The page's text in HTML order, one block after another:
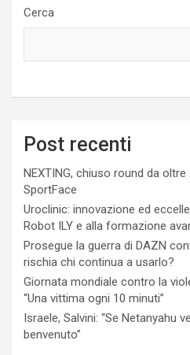
Cerca
Post recenti
NEXTING, chiuso round da
SportFace
Uroclinic: innovazione ed
Robot ILY e alla formazione
Prosegue la guerra di DAZN
rischia chi continua a usarlo?
Giornata mondiale contro la
“Una vittima ogni 10 minuti”
Israele, Salvini: “Se Netanyahu
benvenuto”